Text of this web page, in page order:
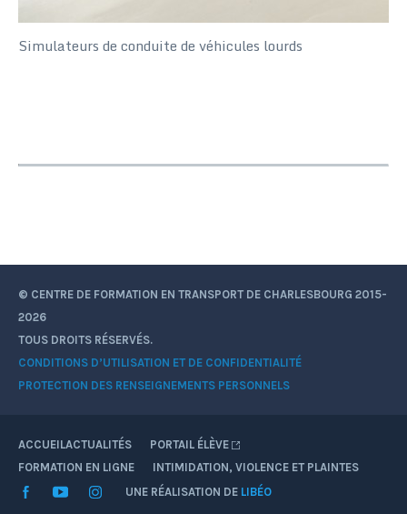
Simulateurs de conduite de véhicules lourds
© CENTRE DE FORMATION EN TRANSPORT DE CHARLESBOURG 2015-
2026
TOUS DROITS RÉSERVÉS.
CONDITIONS D’UTILISATION ET DE CONFIDENTIALITÉ
PROTECTION DES RENSEIGNEMENTS PERSONNELS
ACCUEILACTUALITÉS
PORTAIL ÉLÈVE
FORMATION EN LIGNE
INTIMIDATION, VIOLENCE ET PLAINTES
FacebookYouTubeInstagramUNE RÉALISATION DE LIBÉO